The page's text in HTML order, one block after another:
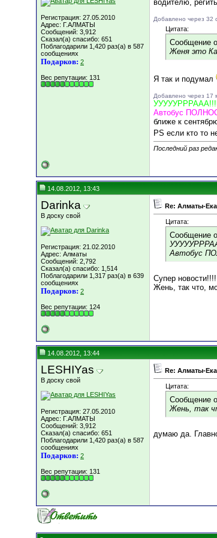
Регистрация: 27.05.2010
Адрес: Г.АЛМАТЫ
Сообщений: 3,912
Сказал(а) спасибо: 651
Поблагодарили 1,420 раз(а) в 587
сообщениях
Подарков: 2
Вес репутации: 131
водителю,
Добавлено через 32
Цитата:
Сообщение
Женя это
Я так и подумал
Добавлено через 17
Автобус
ближе к
PS если кто то
Последний раз
14.08.2012, 13:43
Darinka
В доску свой
Регистрация: 21.02.2010
Адрес: Алматы
Сообщений: 2,792
Сказал(а) спасибо: 1,514
Поблагодарили 1,317 раз(а) в 639
сообщениях
Подарков: 2
Вес репутации: 124
Re: Алматы-
Цитата:
Сообщение
Автобус
Супер новости!!!!
Жень, так что,
14.08.2012, 13:44
LESHIYas
В доску свой
Регистрация: 27.05.2010
Адрес: Г.АЛМАТЫ
Сообщений: 3,912
Сказал(а) спасибо: 651
Поблагодарили 1,420 раз(а) в 587
сообщениях
Подарков: 2
Вес репутации: 131
Re: Алматы-
Цитата:
Сообщение
Жень, так
думаю да.